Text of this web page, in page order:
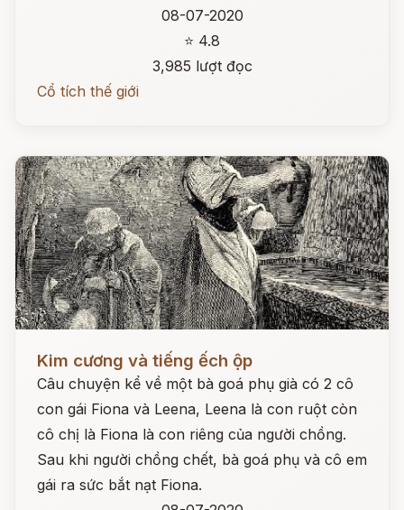
08-07-2020
⭐ 4.8
3,985 lượt đọc
Cổ tích thế giới
Kim cương và tiếng ếch ộp
Câu chuyện kể về một bà goá phụ già có 2 cô
con gái Fiona và Leena, Leena là con ruột còn
cô chị là Fiona là con riêng của người chồng.
Sau khi người chồng chết, bà goá phụ và cô em
gái ra sức bắt nạt Fiona.